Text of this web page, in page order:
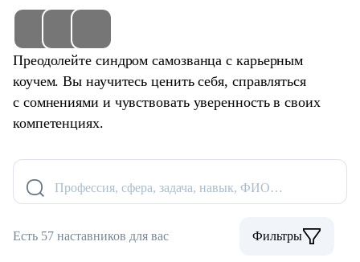
Преодолейте синдром самозванца с карьерным
коучем. Вы научитесь ценить себя, справляться
с сомнениями и чувствовать уверенность в своих
компетенциях.
Профессия, сфера, задача, навык, ФИО…
Есть 57 наставников для вас Фильтры